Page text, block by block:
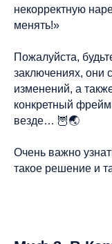
некорректную
менять!»
Пожалуйста,
заключениях, они
изменений, а
конкретный
везде… 🦉🌏
Очень важно
такое решение и